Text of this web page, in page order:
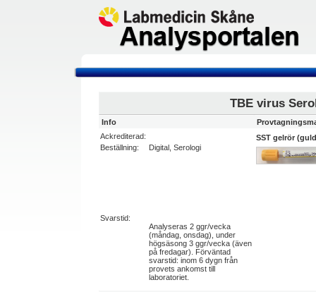
TBE virus
Info
Ackrediterad:
Beställning:
Digital, Serologi
Svarstid:
Analyseras 2 ggr/vecka
(måndag, onsdag), under
högsäsong 3 ggr/vecka (även
på fredagar). Förväntad
svarstid: inom 6 dygn från
provets ankomst till
laboratoriet.
SST gelrör